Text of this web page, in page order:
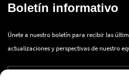
Boletín informativo
Únete a nuestro boletín para recibir las
actualizaciones y perspectivas de nuestro